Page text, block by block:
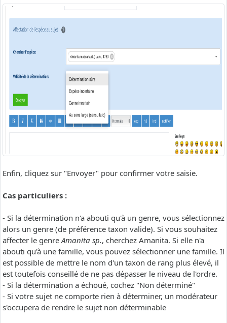
Enfin, cliquez sur "Envoyer" pour confirmer votre saisie.
Cas particuliers :
- Si la détermination n'a abouti qu'à un genre, vous sélectionnez
alors un genre (de préférence taxon valide). Si vous souhaitez
affecter le genreAmanita sp., cherchez Amanita. Si elle n'a
abouti qu'à une famille, vous pouvez sélectionner une famille. Il
est possible de mettre le nom d'un taxon de rang plus élevé, il
est toutefois conseillé de ne pas dépasser le niveau de l'ordre.
- Si la détermination a échoué, cochez "Non déterminé"
- Si votre sujet ne comporte rien à déterminer, un modérateur
s'occupera de rendre le sujet non déterminable